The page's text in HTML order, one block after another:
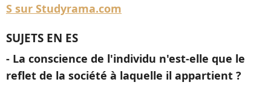
S sur Studyrama.com
SUJETS EN ES
- La conscience de l'individu n'est-elle que le
reflet de la société à laquelle il appartient ?